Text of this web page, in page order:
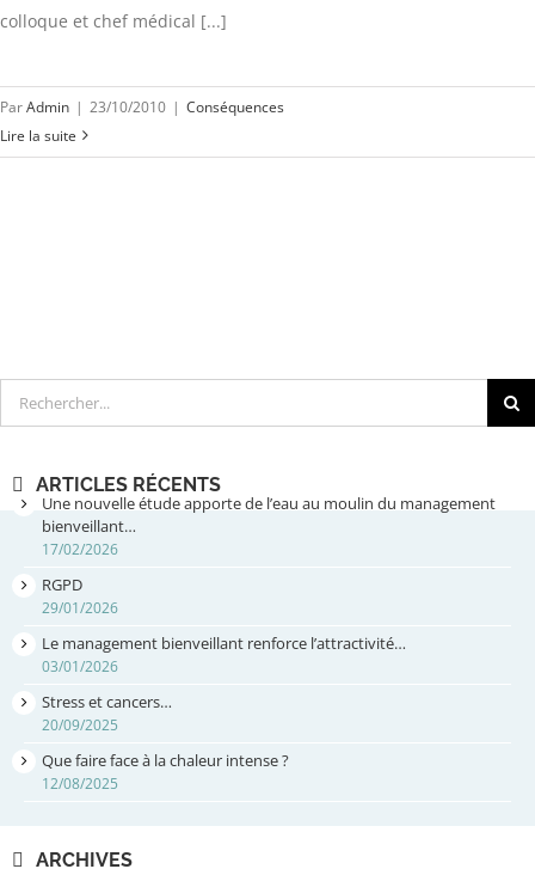
colloque et chef médical [...]
ParAdmin | 23/10/2010 | Conséquences
Lire la suite
Rechercher
ARTICLES RÉCENTS
Une nouvelle étude apporte de l’eau au moulin du management
bienveillant…
17/02/2026
RGPD
29/01/2026
Le management bienveillant renforce l’attractivité…
03/01/2026
Stress et cancers…
20/09/2025
Que faire face à la chaleur intense ?
12/08/2025
ARCHIVES